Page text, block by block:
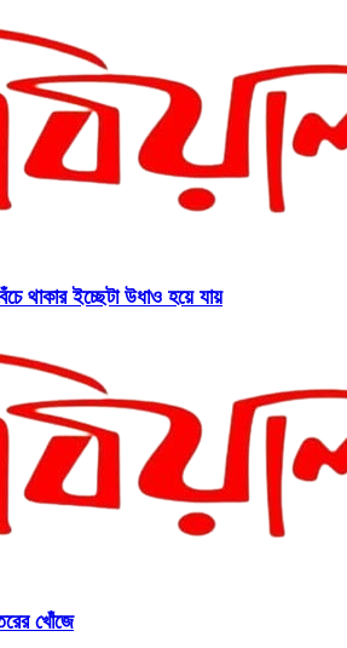
থাকার ইচ্ছেটা উধাও হয়ে যায়
খোঁজে